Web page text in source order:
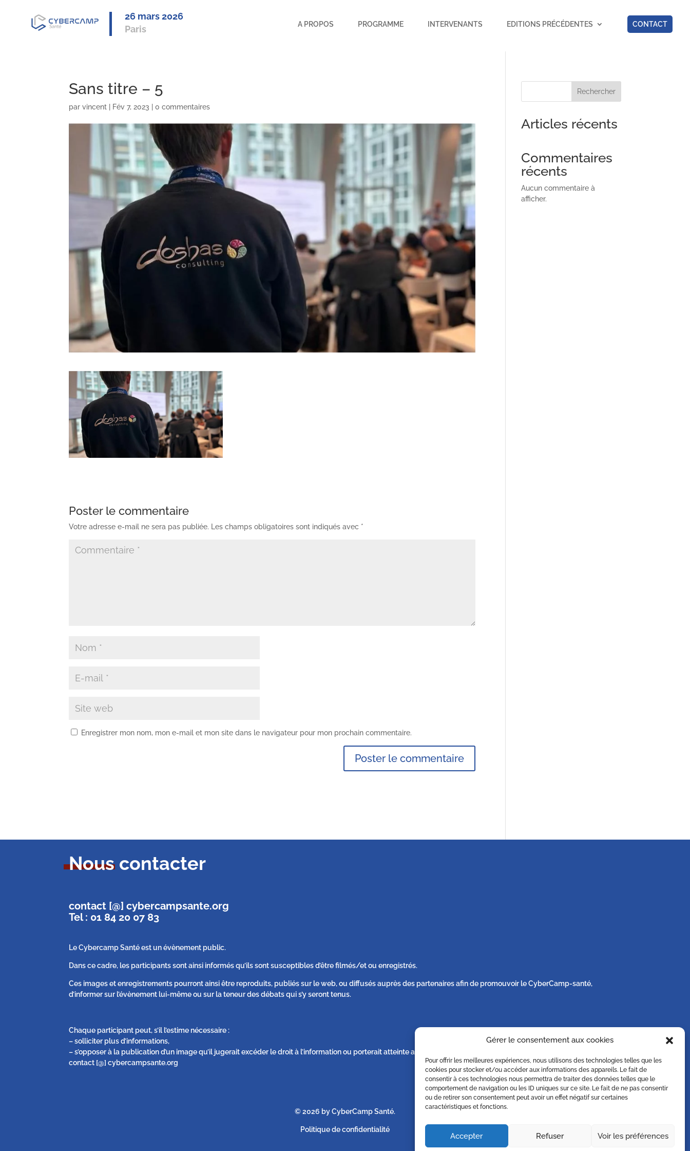
Gérer le consentement aux cookies
Pour offrir les meilleures expériences, nous utilisons des technologies telles que les
cookies pour stocker et/ou accéder aux informations des appareils. Le fait de
consentir à ces technologies nous permettra de traiter des données telles que le
comportement de navigation ou les ID uniques sur ce site. Le fait de ne pas consentir
ou de retirer son consentement peut avoir un effet négatif sur certaines
caractéristiques et fonctions.
Accepter Refuser Voir les préférences
26 mars 2026
Paris
A PROPOS PROGRAMME INTERVENANTS EDITIONS PRÉCÉDENTES CONTACT
Sans titre – 5
parvincent Fév 7, 2023 |0 commentaires
Poster le commentaire
Votre adresse e-mail ne sera pas publiée. Les champs obligatoires sont indiqués avec *
Enregistrer mon nom, mon e-mail et mon site dans le navigateur pour mon prochain commentaire.
Rechercher
Articles récents
Commentaires
récents
Aucun commentaire à
afficher.
Nous contacter
contact [@] cybercampsante.org
Tel : 01 84 20 07 83
Le Cybercamp Santé est un évènement public.
Dans ce cadre, les participants sont ainsi informés qu’ils sont susceptibles d’être filmés/et ou enregistrés.
Ces images et enregistrements pourront ainsi être reproduits, publiés sur le web, ou diffusés auprès des partenaires afin de promouvoir le CyberCamp-santé,
d’informer sur l’évènement lui-même ou sur la teneur des débats qui s’y seront tenus.
Chaque participant peut, s’il l’estime nécessaire :
– solliciter plus d’informations,
– s’opposer à la publication d’un image qu’il jugerait excéder le droit à l’information ou porterait atteinte au respect de sa vie privée sur simple demande écrite à
contact [@] cybercampsante.org
© 2026 by CyberCamp Santé.
Politique de confidentialité